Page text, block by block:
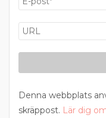
Denna webbplats
skräppost. Lär dig